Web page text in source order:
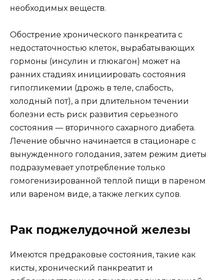
необходимых веществ.
Обострение хронического панкреатита с
недостаточностью клеток, вырабатывающих
гормоны (инсулин и глюкагон) может на
ранних стадиях инициировать состояния
гипогликемии (дрожь в теле, слабость,
холодный пот), а при длительном течении
болезни есть риск развития серьезного
состояния — вторичного сахарного диабета.
Лечение обычно начинается в стационаре с
вынужденного голодания, затем режим диеты
подразумевает употребление только
гомогенизированной теплой пищи в пареном
или вареном виде, а также легких супов.
Рак поджелудочной железы
Имеются предраковые состояния, такие как
кисты, хронический панкреатит и